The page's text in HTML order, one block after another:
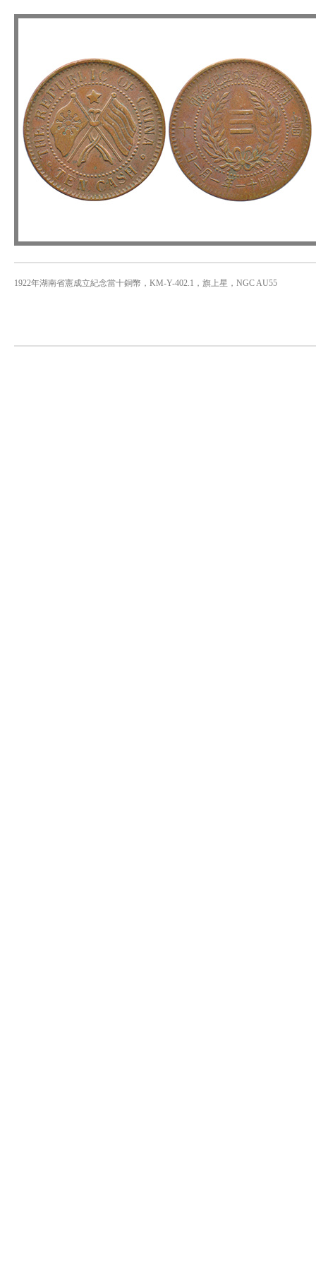
1922年湖南省憲成立紀念當十銅幣，KM-Y-402.1，旗上星，NGC AU55